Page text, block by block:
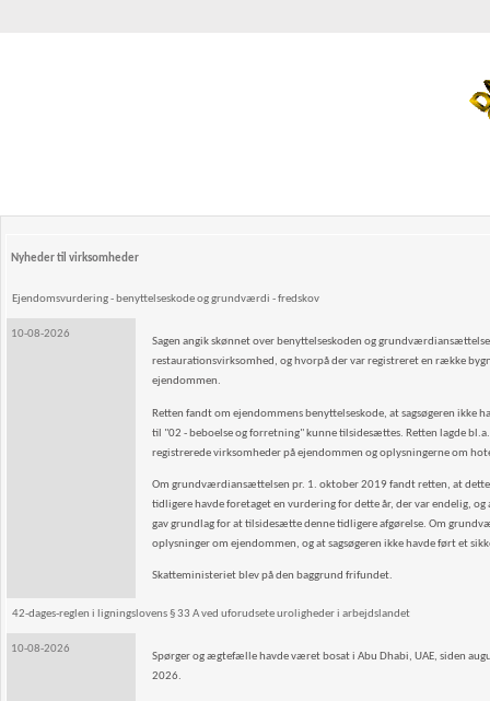
Nyheder til virksomheder
Ejendomsvurdering - benyttelseskode og grundværdi - fredskov
10-08-2026
Sagen angik skønnet over benyttelseskoden og
restaurationsvirksomhed, og hvorpå der var regi­streret en række
ejendommen.
Retten fandt om ejendommens benyttelseskode, at sagsøgeren
til "02 - beboelse og for­retning" kunne tilsidesættes. Retten lagde
registrerede virksomheder på ejendommen og oplysnin­gerne om
Om grundværdiansættelsen pr. 1. oktober 2019 fandt retten, at
tidligere havde foretaget en vurdering for dette år, der var endelig,
gav grundlag for at tilsidesætte denne tidligere afgø­relse. Om
oplysninger om ejendommen, og at sagsøgeren ikke havde ført et
Skatteministeriet blev på den baggrund frifundet.
42-dages-reglen i ligningslovens § 33 A ved uforudsete uroligheder i arbejdslandet
10-08-2026
Spørger og ægtefælle havde været bosat i Abu Dhabi, UAE, siden
2026.